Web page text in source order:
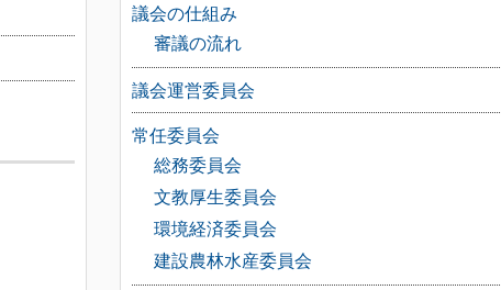
議会の仕組み
審議の流れ
議会運営委員会
常任委員会
総務委員会
文教厚生委員会
環境経済委員会
建設農林水産委員会